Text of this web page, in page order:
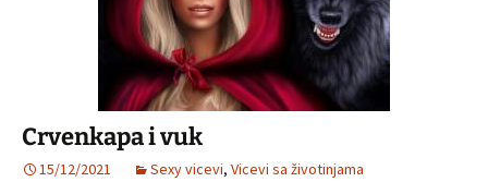
Crvenkapa i vuk
15/12/2021 Sexy vicevi, Vicevi sa životinjama